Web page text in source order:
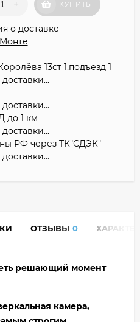
+ КУПИТЬ
о доставке
13ст 1,подъезд 1
до 1 км
РФ через ТК"СДЭК"
ОТЗЫВЫ 0
решающий момент
камера,